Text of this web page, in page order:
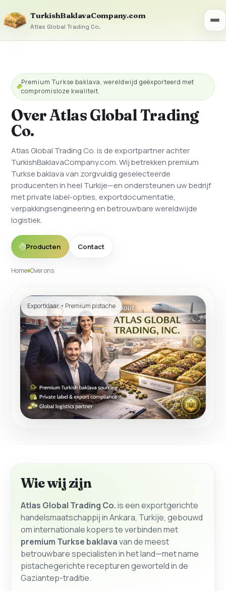
TurkishBaklavaCompany.com
Atlas Global Trading Co.
Premium Turkse baklava, wereldwijd geëxporteerd met
compromisloze kwaliteit.
Over Atlas Global Trading
Co.
Atlas Global Trading Co. is de exportpartner achter
TurkishBaklavaCompany.com. Wij betrekken premium
Turkse baklava van zorgvuldig geselecteerde
producenten in heel Turkije—en ondersteunen uw bedrijf
met private label-opties, exportdocumentatie,
verpakkingsengineering en betrouwbare wereldwijde
logistiek.
Producten Contact
Home Over ons
Exportklaar • Premium pistache
Wie wij zijn
Atlas Global Trading Co.is een exportgerichte
handelsmaatschappij in Ankara, Turkije, gebouwd
om internationale kopers te verbinden met
premium Turkse baklavavan de meest
betrouwbare specialisten in het land—met name
pistachegerichte recepturen geworteld in de
Gaziantep-traditie.